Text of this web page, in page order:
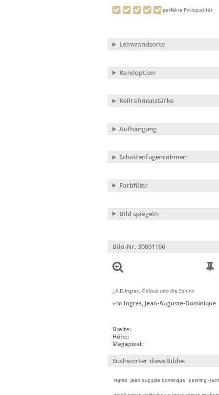
perfekte Fotoqualität
Leinwandsorte
Randoption
Keilrahmenstärke
Aufhängung
Schattenfugenrahmen
Farbfilter
Bild spiegeln
Bild-Nr. 30001160
J.A.D.Ingres, Ödipus und die Sphinx
von Ingres, Jean-Auguste-Dominique
Breite:
Höhe:
Megapixel:
Suchwörter diese Bildes
ingres jean auguste dominique painting